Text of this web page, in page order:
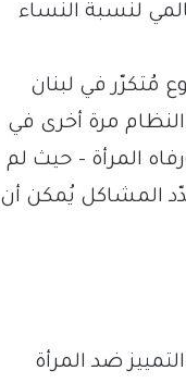
العالمي لنسبة النساء
مُتكرّر في لبنان
مرة أخرى في
المرأة – حيث لم
المشاكل يُمكن أن
ضد المرأة